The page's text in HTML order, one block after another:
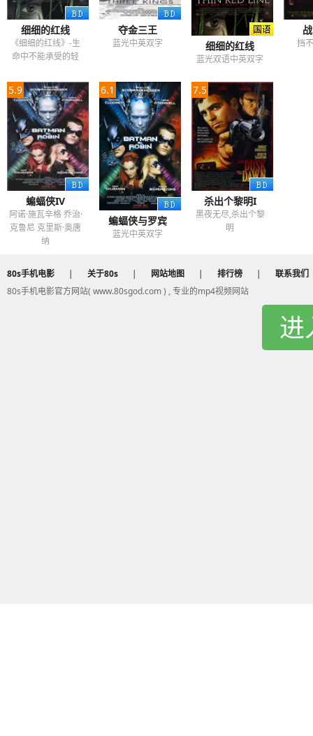
细细的红线
《细细的红线》-生
命中不能承受的轻
夺金三王
蓝光中英双字 细细的红线
蓝光双语中英双字
挡
5.9
蝙蝠侠IV
阿诺·施瓦辛格 乔治·
克鲁尼 克里斯·奥唐
纳
6.1
蝙蝠侠与罗宾
蓝光中英双字
7.5
杀出个黎明I
黑夜无尽,杀出个黎
明
80s手机电影 | 关于80s | 网站地图 | 排行榜 |
联系我们
80s手机电影官方网站( www.80sgod.com ) , 专业的mp4视频网站
进